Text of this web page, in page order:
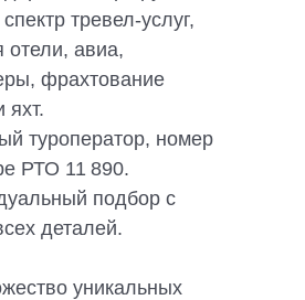
тревел-услуг,
отели, авиа,
фрахтование
яхт.
туроператор, номер
РТО 11 890.
подбор с
деталей.
уникальных